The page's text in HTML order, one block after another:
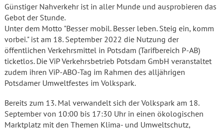
Günstiger Nahverkehr ist in aller Munde und ausprobieren das
Gebot der Stunde.
Unter dem Motto "Besser mobil. Besser leben. Steig ein, komm
vorbei." ist am 18. September 2022 die Nutzung der
öffentlichen Verkehrsmittel in Potsdam (Tarifbereich P-AB)
ticketlos. Die ViP Verkehrsbetrieb Potsdam GmbH veranstaltet
zudem ihren ViP-ABO-Tag im Rahmen des alljährigen
Potsdamer Umweltfestes im Volkspark.
Bereits zum 13. Mal verwandelt sich der Volkspark am 18.
September von 10:00 bis 17:30 Uhr in einen ökologischen
Marktplatz mit den Themen Klima- und Umweltschutz,